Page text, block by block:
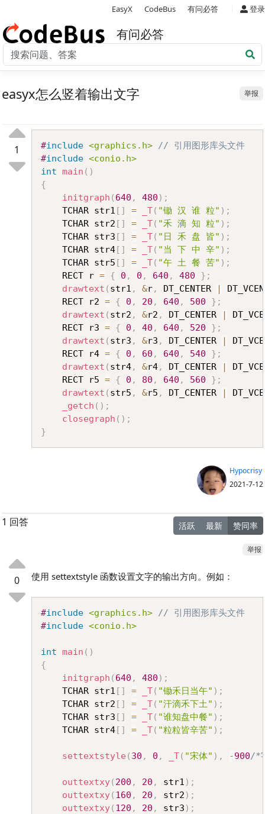
EasyX CodeBus 有问必答 登录
有问必答
举报
easyx怎么竖着输出文字
1 #include <graphics.h>
// 引用图形库头文件
#include <conio.h>
int main ( )
{
initgraph ( 640 , 480 ) ;
	TCHAR str1
[ ] = _T( "锄 汉 谁 粒" ) ;
	TCHAR str2
[ ] = _T( "禾 滴 知 粒" ) ;
	TCHAR str3
[ ] = _T( "日 禾 盘 皆" ) ;
	TCHAR str4
[ ] = _T( "当 下 中 辛" ) ;
	TCHAR str5
[ ] = _T( "午 土 餐 苦" ) ;
	RECT r
= { 0 , 0 , 640 , 480 } ;
drawtext ( str1 , &r, DT_CENTER |
	RECT r2
= { 0 , 20 , 640 , 500 } ;
drawtext ( str2 , &r2 , DT_CENTER |
	RECT r3
= { 0 , 40 , 640 , 520 } ;
drawtext ( str3 , &r3 , DT_CENTER |
	RECT r4
= { 0 , 60 , 640 , 540 } ;
drawtext ( str4, &r4, DT_CENTER |
	RECT r5
= { 0 , 80 , 640 , 560 } ;
drawtext ( str5 , &r5 , DT_CENTER |
_getch ( ) ;
closegraph ( ) ;
}
Copy
Hypocrisy
2021-7-12
1 回答 活跃 最新 赞同率
举报
0 使用 settextstyle 函数设置文字的输出方向。例如：
#include <graphics.h> // 引用图形库头文件
#include <conio.h>
int main ( )
{
initgraph ( 640 , 480 ) ;
	TCHAR str1
[ ] = _T( "锄禾日当午" ) ;
	TCHAR str2
[ ] = _T( "汗滴禾下土" ) ;
	TCHAR str3
[ ] = _T( "谁知盘中餐" ) ;
	TCHAR str4
[ ] = _T( "粒粒皆辛苦" ) ;
settextstyle( 30 , 0 , _T( "宋体" ) , -900/*
outtextxy( 200 , 20 , str1 ) ;
outtextxy( 160 , 20 , str2 ) ;
outtextxy( 120 , 20 , str3 ) ;
Copy